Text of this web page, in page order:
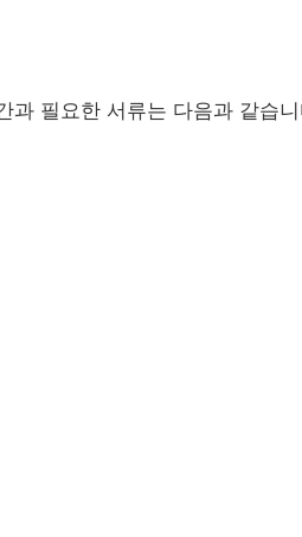
과 필요한 서류는 다음과 같습